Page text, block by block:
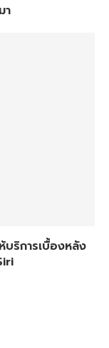
า
ริการเบื้องหลัง